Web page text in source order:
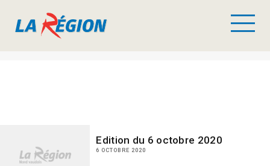
Edition du 6 octobre 2020
6 OCTOBRE 2020